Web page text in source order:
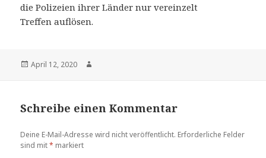
die Polizeien ihrer Länder nur vereinzelt
Treffen auflösen.
Veröffentlicht
April 12, 2020
Schreibe einen Kommentar
Deine E-Mail-Adresse wird nicht veröffentlicht. Erforderliche Felder
sind mit* markiert